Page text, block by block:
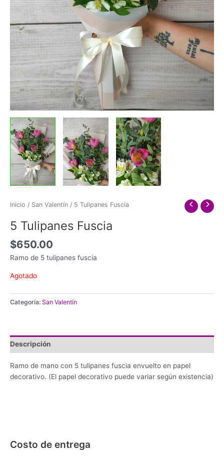
Inicio / San Valentín / 5 Tulipanes Fuscia
5 Tulipanes Fuscia
$650.00
Ramo de 5 tulipanes fuscia
Agotado
Categoría: San Valentín
Descripción
Ramo de mano con 5 tulipanes fuscia envuelto en papel
decorativo. (El papel decorativo puede variar según existencia)
Costo de entrega